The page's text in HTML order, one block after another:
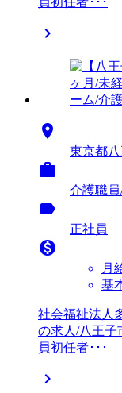


東京都

介護職
label
正社員

月
基
社会福祉法人
の求人/八王子
員初任者･･･
